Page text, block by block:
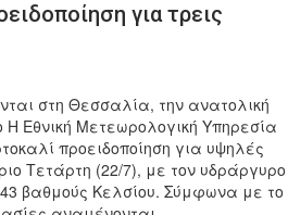
για τρεις
στη Θεσσαλία, την ανατολική
Εθνική Μετεωρολογική Υπηρεσία
προειδοποίηση για υψηλές
Τετάρτη (22/7), με τον υδράργυρο
βαθμούς Κελσίου. Σύμφωνα με το